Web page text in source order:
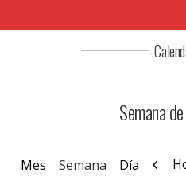
Semana
Mes Semana Día